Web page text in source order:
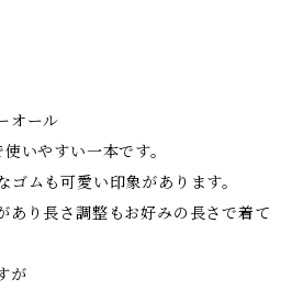
オール
いやすい一本です。
ムも可愛い印象があります。
あり長さ調整もお好みの長さで着て
が